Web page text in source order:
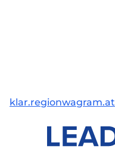
klar.regionwagram.at